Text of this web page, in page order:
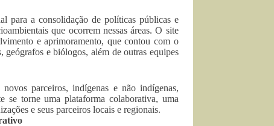
para a consolidação de políticas públicas e
que ocorrem nessas áreas. O site
e aprimoramento, que contou com o
e biólogos, além de outras equipes
parceiros, indígenas e não indígenas,
se torne uma plataforma colaborativa, uma
e seus parceiros locais e regionais.